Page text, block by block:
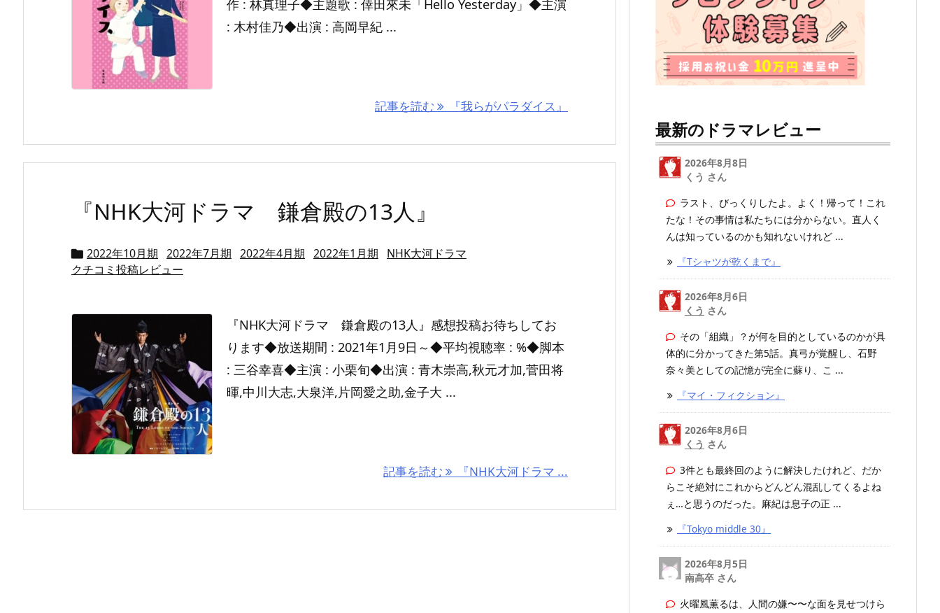
作 : 林真理子◆主題歌 : 倖田來未「Hello Yesterday」◆主演
: 木村佳乃◆出演 : 高岡早紀 ...
記事を読む 『我らがパラダイス』
『NHK大河ドラマ 鎌倉殿の13人』
 2022年10月期 2022年7月期 2022年4月期 2022年1月期
NHK大河ドラマ
クチコミ投稿レビュー
『NHK大河ドラマ 鎌倉殿の13人』感想投稿お待ちしてお
ります◆放送期間 : 2021年1月9日～◆平均視聴率 : %◆脚本
: 三谷幸喜◆主演 : 小栗旬◆出演 : 青木崇高,秋元才加,菅田将
暉,中川大志,大泉洋,片岡愛之助,金子大 ...
記事を読む 『NHK大河ドラマ ...
最新のドラマレビュー
2026年8月8日
くう さん
ラスト、びっくりしたよ。よく！帰って！これ
たな！その事情は私たちには分からない。直人く
んは知っているのかも知れないけれど ...
『Tシャツが乾くまで』
2026年8月6日
くう さん
その「組織」？が何を目的としているのかが具
体的に分かってきた第5話。真弓が覚醒し、石野
奈々美としての記憶が完全に蘇り、こ ...
『マイ・フィクション』
2026年8月6日
くう さん
3件とも最終回のように解決したけれど、だか
らこそ絶対にこれからどんどん混乱してくるよね
ぇ…と思うのだった。麻紀は息子の正 ...
『Tokyo middle 30』
2026年8月5日
南高卒 さん
火曜風薫るは、人間の嫌〜〜な面を見せつけら